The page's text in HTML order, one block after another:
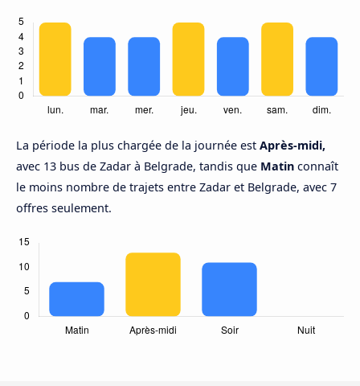
La période la plus chargée de la journée est Après-midi,
avec 13 bus de Zadar à Belgrade, tandis que Matin connaît
le moins nombre de trajets entre Zadar et Belgrade, avec 7
offres seulement.